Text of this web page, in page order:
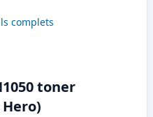
complets
toner